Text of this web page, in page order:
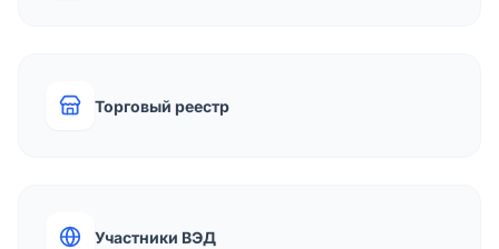
Торговый реестр
Участники ВЭД